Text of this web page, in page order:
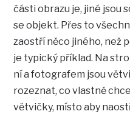
části obrazu je, jiné jsou
se objekt. Přes to
zaostří něco jiného, než
je typický příklad. Na
ní a fotografem jsou
rozeznat, co vlastně
větvičky, místo aby